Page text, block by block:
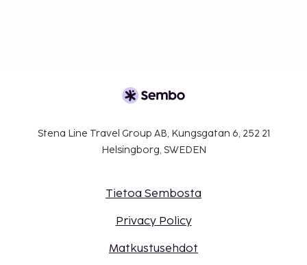
Stena Line Travel Group AB, Kungsgatan 6, 252 21
Helsingborg, SWEDEN
Tietoa Sembosta
Privacy Policy
Matkustusehdot